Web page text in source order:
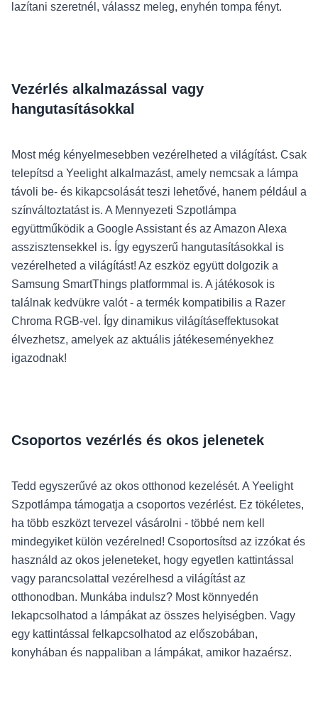
lazítani szeretnél, válassz meleg, enyhén tompa fényt.
Vezérlés alkalmazással vagy
hangutasításokkal
Most még kényelmesebben vezérelheted a világítást. Csak
telepítsd a Yeelight alkalmazást, amely nemcsak a lámpa
távoli be- és kikapcsolását teszi lehetővé, hanem például a
színváltoztatást is. A Mennyezeti Szpotlámpa
együttműködik a Google Assistant és az Amazon Alexa
asszisztensekkel is. Így egyszerű hangutasításokkal is
vezérelheted a világítást! Az eszköz együtt dolgozik a
Samsung SmartThings platformmal is. A játékosok is
találnak kedvükre valót - a termék kompatibilis a Razer
Chroma RGB-vel. Így dinamikus világításeffektusokat
élvezhetsz, amelyek az aktuális játékeseményekhez
igazodnak!
Csoportos vezérlés és okos jelenetek
Tedd egyszerűvé az okos otthonod kezelését. A Yeelight
Szpotlámpa támogatja a csoportos vezérlést. Ez tökéletes,
ha több eszközt tervezel vásárolni - többé nem kell
mindegyiket külön vezérelned! Csoportosítsd az izzókat és
használd az okos jeleneteket, hogy egyetlen kattintással
vagy parancsolattal vezérelhesd a világítást az
otthonodban. Munkába indulsz? Most könnyedén
lekapcsolhatod a lámpákat az összes helyiségben. Vagy
egy kattintással felkapcsolhatod az előszobában,
konyhában és nappaliban a lámpákat, amikor hazaérsz.